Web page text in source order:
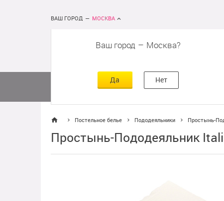
ВАШ ГОРОД — МОСКВА
Ваш город – Москва
Да Нет
Кровати Постельное
Постельное белье Пододеяльники Простынь-
Простынь-Пододеяльник